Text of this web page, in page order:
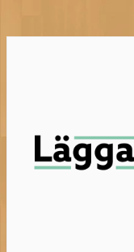
BLOGG